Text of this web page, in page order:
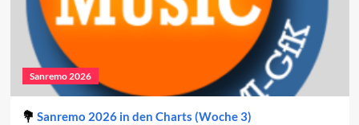
Sanremo 2026
Sanremo 2026 in den Charts (Woche 3)